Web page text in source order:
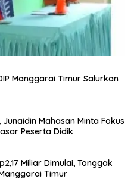
Manggarai Timur Salurkan
Mahasan Minta Fokus
Peserta Didik
Miliar Dimulai, Tonggak
Timur